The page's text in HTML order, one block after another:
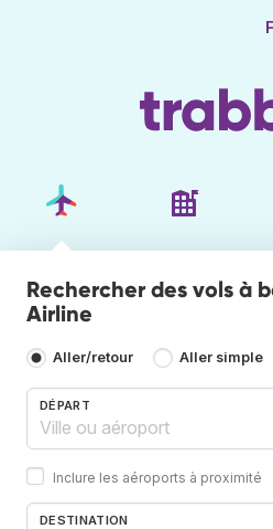
Rechercher des vols à
Airline
Aller/retour Aller simple
DÉPART
Inclure les aéroports à proximité
DESTINATION